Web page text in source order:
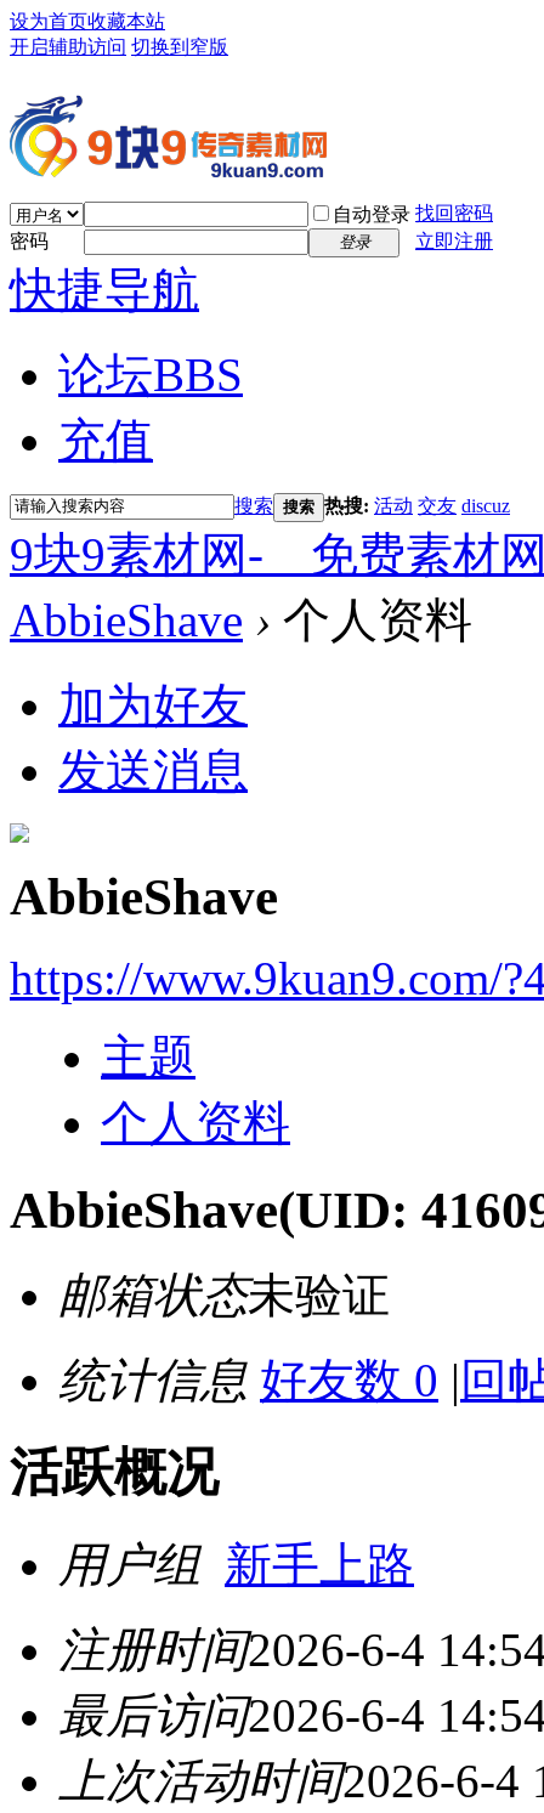
设为首页收藏本站
开启辅助访问 切换到窄版
自动登录 找回密码
密码
登录 立即注册
快捷导航
论坛BBS
充值
搜索 搜索 热搜: 活动 交友 discuz
9块9素材网-＿免费素材
AbbieShave › 个人资料
加为好友
发送消息
AbbieShave
https://www.9kuan9.com/
主题
个人资料
AbbieShave(UID:
邮箱状态未验证
统计信息 好友数 0 | 回
活跃概况
用户组 新手上路
注册时间2026-6-4
最后访问2026-6-4
上次活动时间2026-6-4